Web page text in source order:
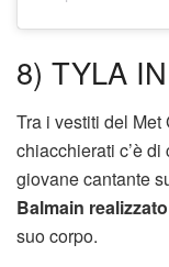
8) TYLA
Tra i vestiti del
chiacchierati c’è
giovane cantante
Balmain
suo corpo.